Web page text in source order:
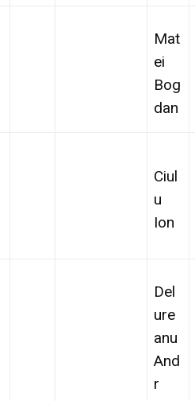
Mat
ei
Bog
dan
Ciul
u
Ion
Del
ure
anu
And
r